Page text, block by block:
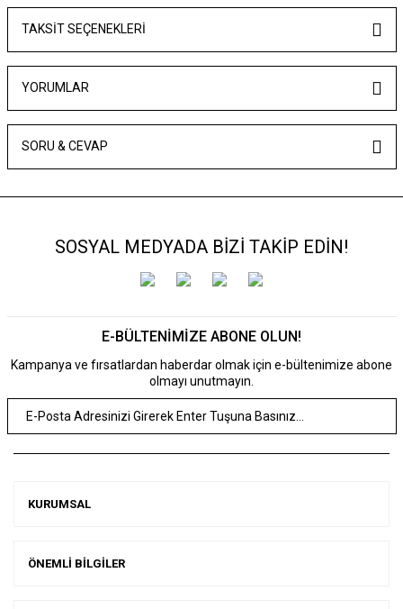
TAKSIT SEÇENEKLERI
YORUMLAR
SORU & CEVAP
SOSYAL MEDYADA BİZİ TAKİP EDİN!
E-BÜLTENİMİZE ABONE OLUN!
Kampanya ve fırsatlardan haberdar olmak için e-bültenimize abone
olmayı unutmayın.
KURUMSAL
ÖNEMLİ BİLGİLER